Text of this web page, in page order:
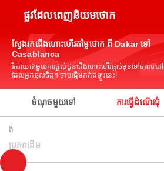
ផ្លូវដែលពេញនិយមថោក
ស្វែងរកជើងហោះហើរតម្លៃថោក ពី Dakar ទៅ
Casablanca
រីករាយជាមួយការផ្តល់ជូនជើងហោះហើរផ្តាច់មុខទៅគោលដៅ
ដែលអ្នកចូលចិត្ត។ ចាប់ផ្តើមកក់ឥឡូវនេះ!
ចំណុចមួយទៅ ការធ្វើដំណើរជុំ
ពី
ប្រភពដើម